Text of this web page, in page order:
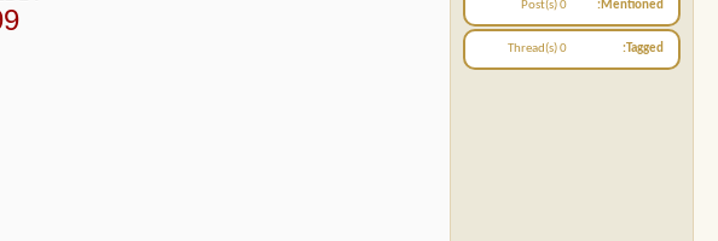
Mentioned
0 Post(s)
Tagged
0 Thread(s)